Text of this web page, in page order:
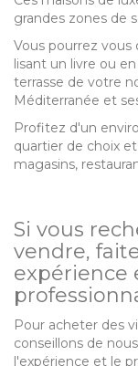
grandes zones de
Vous pourrez
lisant un livre ou
terrasse de votre
Méditerranée et
Profitez d'un
quartier de choix
magasins,
Si vous
vendre,
expérience
Pour acheter des
conseillons de
l'expérience et le